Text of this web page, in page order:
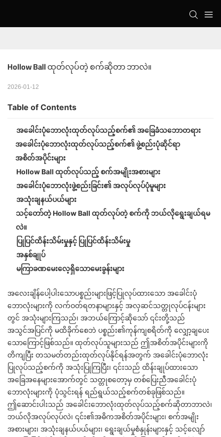
Hollow Ball ထုတ်လုပ်တဲ့ စက်ဆိုတာ ဘာလဲ။
2026-01-12
Table of Contents
အခေါင်းပုံဘောလုံးထုတ်လုပ်သည့်စက်၏ အခြေခံသဘောတရား
အခေါင်းပုံဘောလုံးထုတ်လုပ်သည့်စက်၏ ဖွဲ့စည်းပုံဆိုင်ရာ
အစိတ်အပိုင်းများ
Hollow Ball ထုတ်လုပ်သည့် စက်အမျိုးအစားများ
အခေါင်းပုံဘောလုံးဖွဲ့စည်းခြင်း၏ အလုပ်လုပ်ပုံမူများ
အသုံးချနယ်ပယ်များ
သင့်တော်တဲ့ Hollow Ball ထုတ်လုပ်တဲ့ စက်ကို ဘယ်လိုရွေးချယ်ရမ
လဲ။
ပြုပြင်ထိန်းသိမ်းမှုနှင့် ပြုပြင်ထိန်းသိမ်းမှု
အနှစ်ချုပ်
မကြာခဏမေးလေ့ရှိသောမေးခွန်းများ
အလေးချိန်ပေါ့ပါးသောပစ္စည်းများဖြင့်ပြုလုပ်ထားသော အခေါင်းပုံ
ဘောလုံးများကို လက်ဝတ်ရတနာများနှင့် အလှဆင်သတ္တုလုပ်ငန်းများ
တွင် အသုံးများကြသည်၊ အဘယ်ကြောင့်ဆိုသော် ၎င်းတို့သည်
အသွင်အပြင်ကို မထိခိုက်စေဘဲ ပစ္စည်း၏ကုန်ကျစရိတ်ကို လျှော့ချပေး
သောကြောင့်ဖြစ်သည်။ ထုတ်လုပ်သူများသည် ဤအစိတ်အပိုင်းများကို
တိကျပြီး တသမတ်တည်းထုတ်လုပ်နိုင်ရန်အတွက် အခေါင်းပုံဘောလုံး
ပြုလုပ်သည့်စက်ကို အသုံးပြုကြပြီး၊ ၎င်းသည် ထိန်းချုပ်ထားသော
အခြေအနေများအောက်တွင် သတ္တုစတော့မှ တစ်ပြေးညီအခေါင်းပုံ
ဘောလုံးများကို ပုံသွင်းရန် ရည်ရွယ်သည့်စက်တစ်ခုဖြစ်သည်။
ဤဆောင်းပါးသည် အခေါင်းဘောလုံးထုတ်လုပ်သည့်စက်ဆိုတာဘာလဲ၊
ဘယ်လိုအလုပ်လုပ်လဲ၊ ၎င်း၏အဓိကအစိတ်အပိုင်းများ၊ စက်အမျိုး
အစားများ၊ အသုံးချနယ်ပယ်များ၊ ရွေးချယ်မှုစံနှုန်းများနှင့် သင့်လျော်